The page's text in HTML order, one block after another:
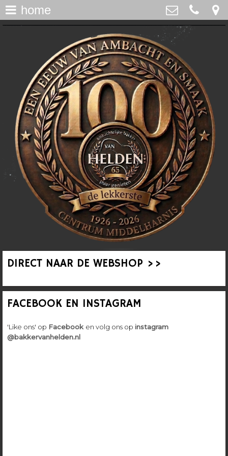
>
>
nieuws >
lunchroom >
de ijsspecialist >
flakkeecialiteiten >
skitaart >
webshop >
Bakker Van Helden
Westdijk 12, Middelharnis
0187-482065
info@bakkervanhelden.nl
home
DIRECT NAAR DE WEBSHOP >>
FACEBOOK EN INSTAGRAM
'Like ons' op Facebook en volg ons op instagram
@bakkervanhelden.nl